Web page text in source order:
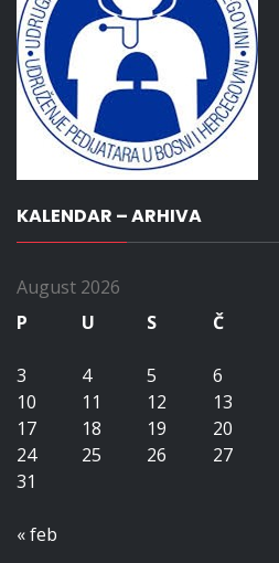
KALENDAR – ARHIVA
August 2026
P
U S Č
3
4 5 6
10
11 12 13
17
18 19 20
24
25 26 27
31
« feb